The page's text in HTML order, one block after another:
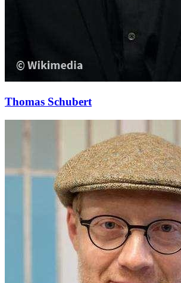
Thomas Schubert